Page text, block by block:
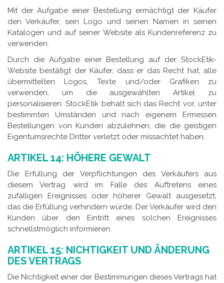
Mit der Aufgabe einer Bestellung ermächtigt der Käufer
den Verkäufer, sein Logo und seinen Namen in seinen
Katalogen und auf seiner Website als Kundenreferenz zu
verwenden.
Durch die Aufgabe einer Bestellung auf der StockEtik-
Website bestätigt der Käufer, dass er das Recht hat, alle
übermittelten Logos, Texte und/oder Grafiken zu
verwenden, um die ausgewählten Artikel zu
personalisieren. StockEtik behält sich das Recht vor, unter
bestimmten Umständen und nach eigenem Ermessen
Bestellungen von Kunden abzulehnen, die die geistigen
Eigentumsrechte Dritter verletzt oder missachtet haben.
ARTIKEL 14: HÖHERE GEWALT
Die Erfüllung der Verpflichtungen des Verkäufers aus
diesem Vertrag wird im Falle des Auftretens eines
zufälligen Ereignisses oder höherer Gewalt ausgesetzt,
das die Erfüllung verhindern würde. Der Verkäufer wird den
Kunden über den Eintritt eines solchen Ereignisses
schnellstmöglich informieren.
ARTIKEL 15: NICHTIGKEIT UND ÄNDERUNG
DES VERTRAGS
Die Nichtigkeit einer der Bestimmungen dieses Vertrags hat